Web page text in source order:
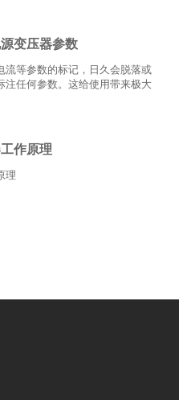
变压器参数
流等参数的标记，日久会脱落或
注任何参数。这给使用带来极大
作原理
理